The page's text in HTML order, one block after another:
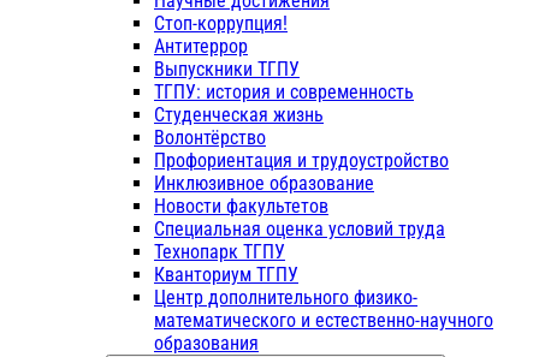
Стоп-коррупция!
Антитеррор
Выпускники ТГПУ
ТГПУ: история и современность
Студенческая жизнь
Волонтёрство
Профориентация и трудоустройство
Инклюзивное образование
Новости факультетов
Специальная оценка условий труда
Технопарк ТГПУ
Кванториум ТГПУ
Центр дополнительного физико-
математического и естественно-научного
образования